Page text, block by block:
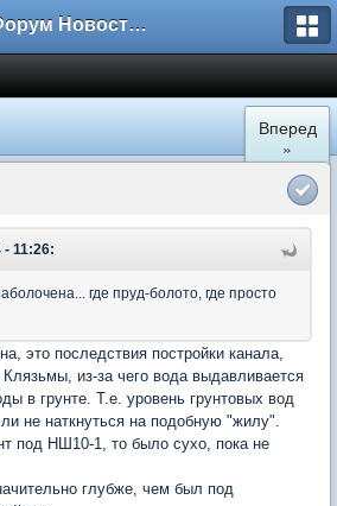
Форум Новостройки
Вперед
»
- 11:26:
где пруд-болото, где просто
это последствия постройки канала,
из-за чего вода выдавливается
в грунте. Т.е. уровень грунтовых вод
не наткнуться на подобную "жилу".
под НШ10-1, то было сухо, пока не
глубже, чем был под